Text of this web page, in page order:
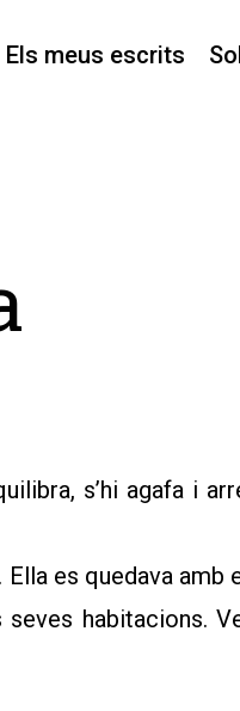
Els meus escrits
s’hi agafa i
es quedava amb
habitacions.